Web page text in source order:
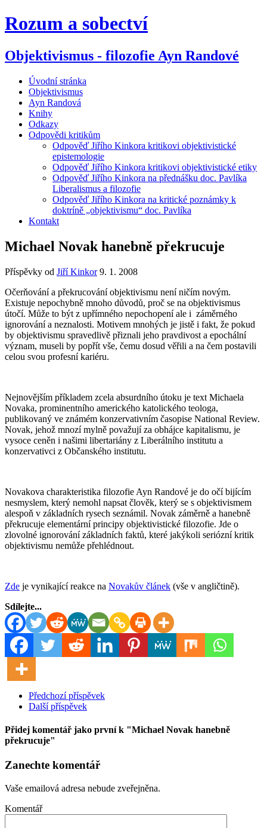
Rozum a sobectví
Objektivismus - filozofie Ayn Randové
Úvodní stránka
Objektivismus
Ayn Randová
Knihy
Odkazy
Odpovědi kritikům
Odpověď Jiřího Kinkora kritikovi objektivistické
epistemologie
Odpověď Jiřího Kinkora kritikovi objektivistické etiky
Odpověď Jiřího Kinkora na přednášku doc. Pavlíka
Liberalismus a filozofie
Odpověď Jiřího Kinkora na kritické poznámky k
doktríně „objektivismu“ doc. Pavlíka
Kontakt
Michael Novak hanebně překrucuje
Příspěvky od Jiří Kinkor 9. 1. 2008
Očerňování a překrucování objektivismu není ničím novým.
Existuje nepochybně mnoho důvodů, proč se na objektivismus
útočí. Může to být z upřímného nepochopení ale i záměrného
ignorování a neznalosti. Motivem mnohých je jistě i fakt, že pokud
by objektivismu spravedlivě přiznali jeho pravdivost a epochální
význam, museli by popřít vše, čemu dosud věřili a na čem postavili
celou svou profesní kariéru.
Nejnovějším příkladem zcela absurdního útoku je text Michaela
Novaka, prominentního amerického katolického teologa,
publikovaný ve známém konzervativním časopise National Review.
Novak, jehož mnozí mylně považují za obhájce kapitalismu, je
vysoce ceněn i našimi libertariány z Liberálního institutu a
konzervativci z Občanského institutu.
Novakova charakteristika filozofie Ayn Randové je do očí bijícím
nesmyslem, který nemohl napsat člověk, který se s objektivismem
alespoň v základních rysech seznámil. Novak záměrně a hanebně
překrucuje elementární principy objektivistické filozofie. Jde o
zlovolné ignorování základních faktů, které jakýkoli seriózní kritik
objektivismu nemůže přehlédnout.
Zde je vynikající reakce na Novakův článek (vše v angličtině).
Sdílejte...
Předchozí příspěvek
Další příspěvek
Přidej komentář jako první k "Michael Novak hanebně
překrucuje"
Zanechte komentář
Vaše emailová adresa nebude zveřejněna.
Komentář